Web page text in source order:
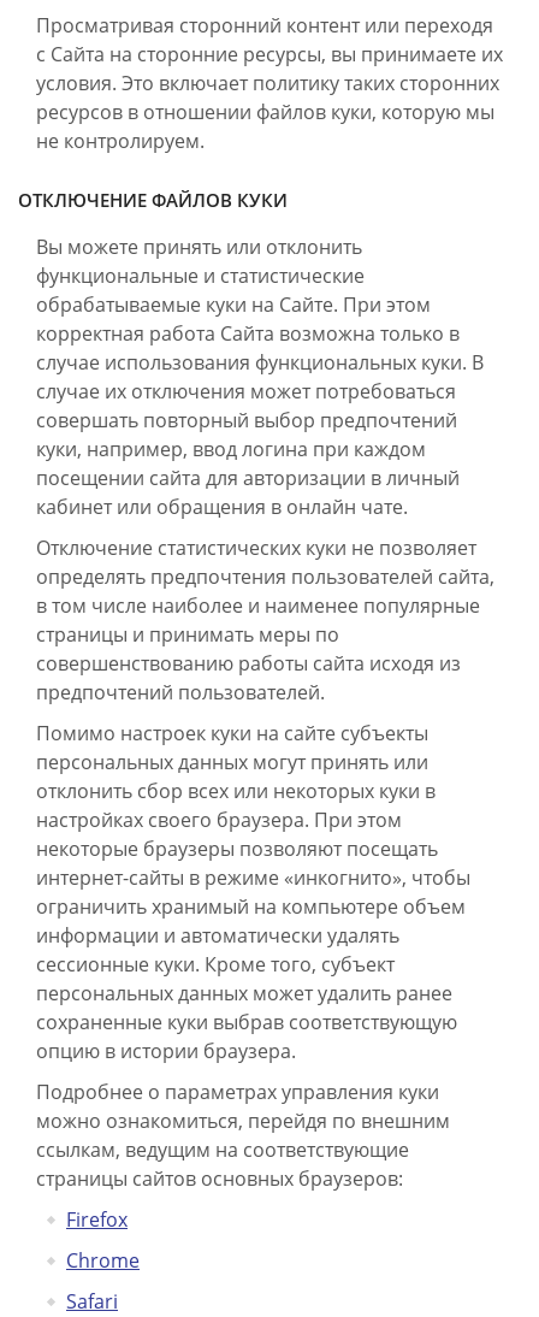
Просматривая сторонний контент или переходя
с Сайта на сторонние ресурсы, вы принимаете их
условия. Это включает политику таких сторонних
ресурсов в отношении файлов куки, которую мы
не контролируем.
ОТКЛЮЧЕНИЕ ФАЙЛОВ КУКИ
Вы можете принять или отклонить
функциональные и статистические
обрабатываемые куки на Сайте. При этом
корректная работа Сайта возможна только в
случае использования функциональных куки. В
случае их отключения может потребоваться
совершать повторный выбор предпочтений
куки, например, ввод логина при каждом
посещении сайта для авторизации в личный
кабинет или обращения в онлайн чате.
Отключение статистических куки не позволяет
определять предпочтения пользователей сайта,
в том числе наиболее и наименее популярные
страницы и принимать меры по
совершенствованию работы сайта исходя из
предпочтений пользователей.
Помимо настроек куки на сайте субъекты
персональных данных могут принять или
отклонить сбор всех или некоторых куки в
настройках своего браузера. При этом
некоторые браузеры позволяют посещать
интернет-сайты в режиме «инкогнито», чтобы
ограничить хранимый на компьютере объем
информации и автоматически удалять
сессионные куки. Кроме того, субъект
персональных данных может удалить ранее
сохраненные куки выбрав соответствующую
опцию в истории браузера.
Подробнее о параметрах управления куки
можно ознакомиться, перейдя по внешним
ссылкам, ведущим на соответствующие
страницы сайтов основных браузеров:
Firefox
Chrome
Safari